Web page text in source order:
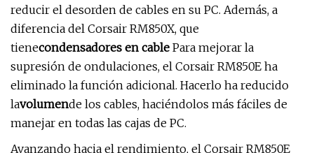
reducir el desorden de cables en su PC. Además, a
diferencia del Corsair RM850X, que
tienecondensadores en cable Para mejorar la
supresión de ondulaciones, el Corsair RM850E ha
eliminado la función adicional. Hacerlo ha reducido
lavolumende los cables, haciéndolos más fáciles de
manejar en todas las cajas de PC.
Avanzando hacia el rendimiento, el Corsair RM850E